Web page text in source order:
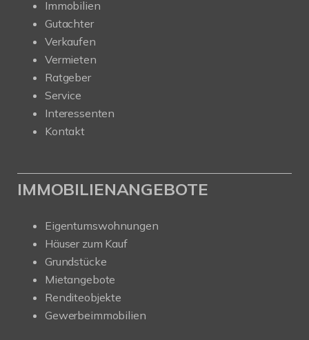
Immobilien
Gutachter
Verkaufen
Vermieten
Ratgeber
Service
Interessenten
Kontakt
IMMOBILIENANGEBOTE
Eigentumswohnungen
Häuser zum Kauf
Grundstücke
Mietangebote
Renditeobjekte
Gewerbeimmobilien